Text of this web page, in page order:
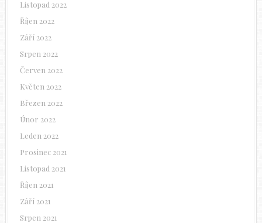
Listopad 2022
Říjen 2022
Září 2022
Srpen 2022
Červen 2022
Květen 2022
Březen 2022
Únor 2022
Leden 2022
Prosinec 2021
Listopad 2021
Říjen 2021
Září 2021
Srpen 2021